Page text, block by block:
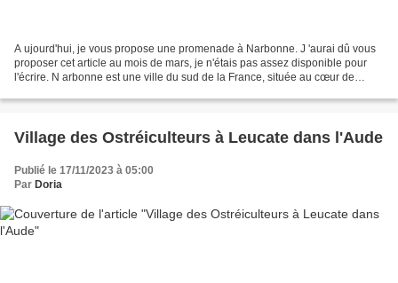
A ujourd'hui, je vous propose une promenade à Narbonne. J 'aurai dû vous
proposer cet article au mois de mars, je n'étais pas assez disponible pour
l'écrire. N arbonne est une ville du sud de la France, située au cœur de
Village des Ostréiculteurs à Leucate dans l'Aude
Publié le 17/11/2023 à 05:00
Par Doria